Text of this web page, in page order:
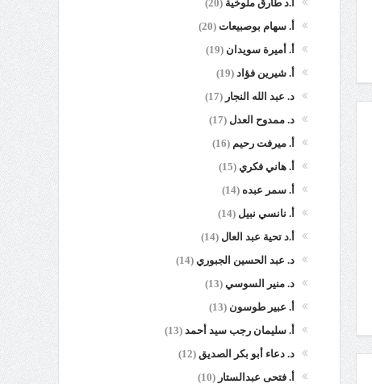
أ.د طارق ملوخية (20)
أ. سهام بوصبيعات (20)
أ. أميرة سويدان (19)
أ. شيرين فؤاد (19)
د. عبد الله النجار (17)
د. ممدوح العدل (17)
أ. ميرفت رحيم (16)
أ. هاني فكري (15)
أ. سمر عبده (14)
أ. نانسي نبيل (14)
أ.د تحية عبد العال (14)
د. عبد الحسين الجبوري (14)
د. منير السوسي (13)
أ. عبير طوسون (13)
أ. سليمان رجب سيد أحمد (13)
د. دعاء أبو بكر الصديق (12)
أ. فتحى عبدالستار (10)